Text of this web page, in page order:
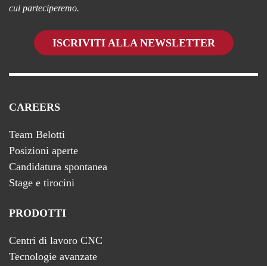
cui parteciperemo.
ISCRIVITI ALLA NEWSLETTER
CAREERS
Team Belotti
Posizioni aperte
Candidatura spontanea
Stage e tirocini
PRODOTTI
Centri di lavoro CNC
Tecnologie avanzate